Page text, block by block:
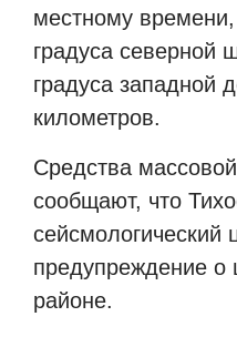
местному
градуса северной
градуса западной
километров.
Средства
сообщают, что
сейсмологический
предупреждение о
районе.